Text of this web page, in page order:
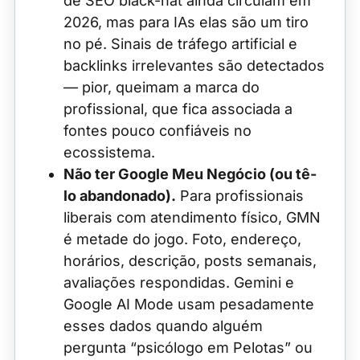
2026, mas para IAs elas são um tiro
no pé. Sinais de tráfego artificial e
backlinks irrelevantes são detectados
— pior, queimam a marca do
profissional, que fica associada a
fontes pouco confiáveis no
ecossistema.
Não ter Google Meu Negócio (ou tê-
lo abandonado). Para profissionais
liberais com atendimento físico, GMN
é metade do jogo. Foto, endereço,
horários, descrição, posts semanais,
avaliações respondidas. Gemini e
Google AI Mode usam pesadamente
esses dados quando alguém
pergunta “psicólogo em Pelotas” ou